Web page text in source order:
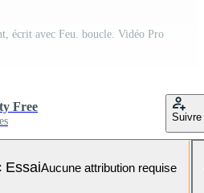
écrit avec Feu. boucle. Vidéo Pro
Free
Suivre
EssaiAucune attribution requise